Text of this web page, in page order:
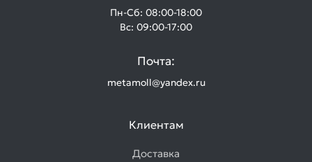
Пн-Сб: 08:00-18:00
Вс: 09:00-17:00
Почта:
metamoll@yandex.ru
Клиентам
Доставка